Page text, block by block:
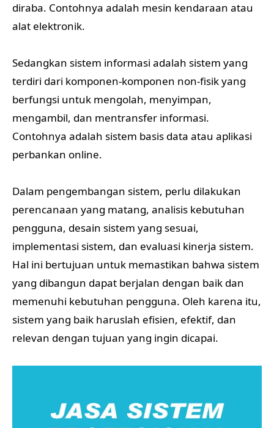
diraba. Contohnya adalah mesin kendaraan atau
alat elektronik.
Sedangkan sistem informasi adalah sistem yang
terdiri dari komponen-komponen non-fisik yang
berfungsi untuk mengolah, menyimpan,
mengambil, dan mentransfer informasi.
Contohnya adalah sistem basis data atau aplikasi
perbankan online.
Dalam pengembangan sistem, perlu dilakukan
perencanaan yang matang, analisis kebutuhan
pengguna, desain sistem yang sesuai,
implementasi sistem, dan evaluasi kinerja sistem.
Hal ini bertujuan untuk memastikan bahwa sistem
yang dibangun dapat berjalan dengan baik dan
memenuhi kebutuhan pengguna. Oleh karena itu,
sistem yang baik haruslah efisien, efektif, dan
relevan dengan tujuan yang ingin dicapai.